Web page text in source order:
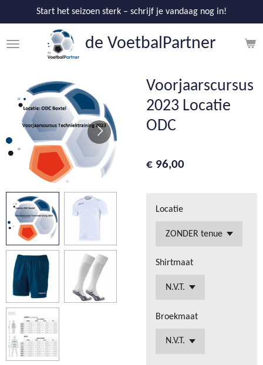
direct
naar
de VoetbalPartner
Start het seizoen sterk – schrijf je vandaag nog in!
Voorjaarscursus
2023 Locatie
ODC
€ 96,00
Locatie
Shirtmaat
Broekmaat